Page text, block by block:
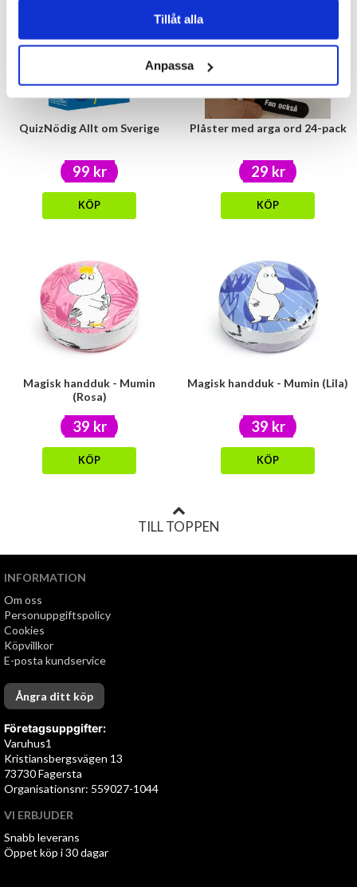
Tillåt alla
Anpassa
QuizNödig Allt om Sverige
99 kr
KÖP
Plåster med arga ord 24-pack
29 kr
KÖP
Magisk handduk - Mumin
(Rosa)
39 kr
KÖP
Magisk handduk - Mumin (Lila)
39 kr
KÖP
TILL TOPPEN
INFORMATION
Om oss
Personuppgiftspolicy
Cookies
Köpvillkor
E-posta kundservice
Ångra ditt köp
Företagsuppgifter:
Varuhus1
Kristiansbergsvägen 13
73730 Fagersta
Organisationsnr: 559027-1044
VI ERBJUDER
Snabb leverans
Öppet köp i 30 dagar